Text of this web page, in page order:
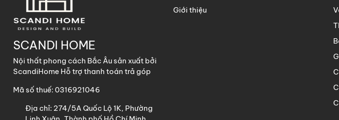
SCANDI HOME
Nội thất phong cách Bắc Âu sản xuất bởi
ScandiHome Hỗ trợ thanh toán trả góp
Mã số thuế: 0316921046
Địa chỉ: 274/5A Quốc Lộ 1K, Phường
Giới thiệu